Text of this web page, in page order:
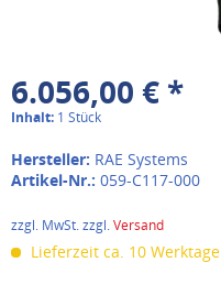
6.056,00 € *
Inhalt: 1 Stück
Hersteller: RAE Systems
Artikel-Nr.: 059-C117-000
zzgl. MwSt. zzgl.Versand
Lieferzeit ca. 10 Werktage